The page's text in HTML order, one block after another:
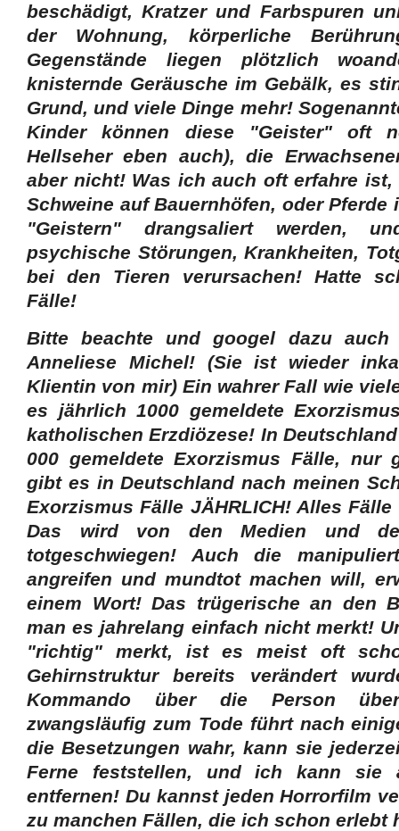
beschädigt, Kratzer und Farbspuren
der Wohnung, körperliche
Gegenstände liegen plötzlich
knisternde Geräusche im Gebälk, es
Grund, und viele Dinge mehr!
Kinder können diese "Geister" oft
Hellseher eben auch), die
aber nicht! Was ich auch oft erfahre
Schweine auf Bauernhöfen, oder Pferde
"Geistern" drangsaliert werden,
psychische Störungen, Krankheiten,
bei den Tieren verursachen! Hatte
Fälle!
Bitte beachte und googel dazu auch
Anneliese Michel! (Sie ist wieder
Klientin von mir) Ein wahrer Fall wie
es jährlich 1000 gemeldete
katholischen Erzdiözese! In
000 gemeldete Exorzismus Fälle, nur
gibt es in Deutschland nach meinen
Exorzismus Fälle JÄHRLICH! Alles
Das wird von den Medien und
totgeschwiegen! Auch die
angreifen und mundtot machen will,
einem Wort! Das trügerische an den
man es jahrelang einfach nicht merkt!
"richtig" merkt, ist es meist oft
Gehirnstruktur bereits verändert
Kommando über die Person
zwangsläufig zum Tode führt nach
die Besetzungen wahr, kann sie
Ferne feststellen, und ich kann sie
entfernen! Du kannst jeden Horrorfilm
zu manchen Fällen, die ich schon erlebt